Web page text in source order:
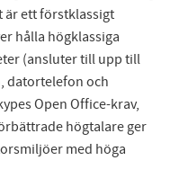
är ett förstklassigt
hålla högklassiga
(ansluter till upp till
datortelefon och
Open Office-krav,
högtalare ger
med höga